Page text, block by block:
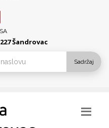
Šandrovac
Sadržaj